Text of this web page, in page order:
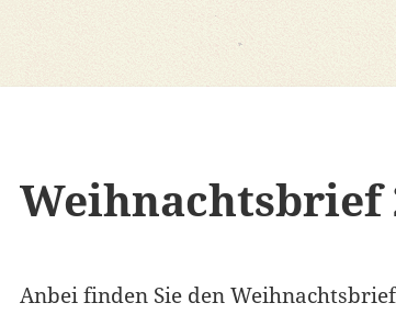
Weihnachtsbrief
Anbei finden Sie den